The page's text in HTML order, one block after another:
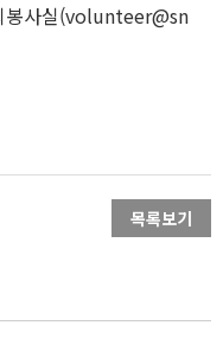
봉사실(volunteer@sn
목록보기